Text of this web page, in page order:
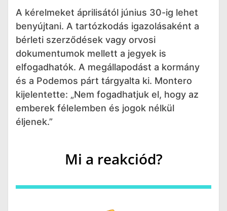
A kérelmeket áprilisától június 30-ig lehet
benyújtani. A tartózkodás igazolásaként a
bérleti szerződések vagy orvosi
dokumentumok mellett a jegyek is
elfogadhatók. A megállapodást a kormány
és a Podemos párt tárgyalta ki. Montero
kijelentette: „Nem fogadhatjuk el, hogy az
emberek félelemben és jogok nélkül
éljenek.”
Mi a reakciód?